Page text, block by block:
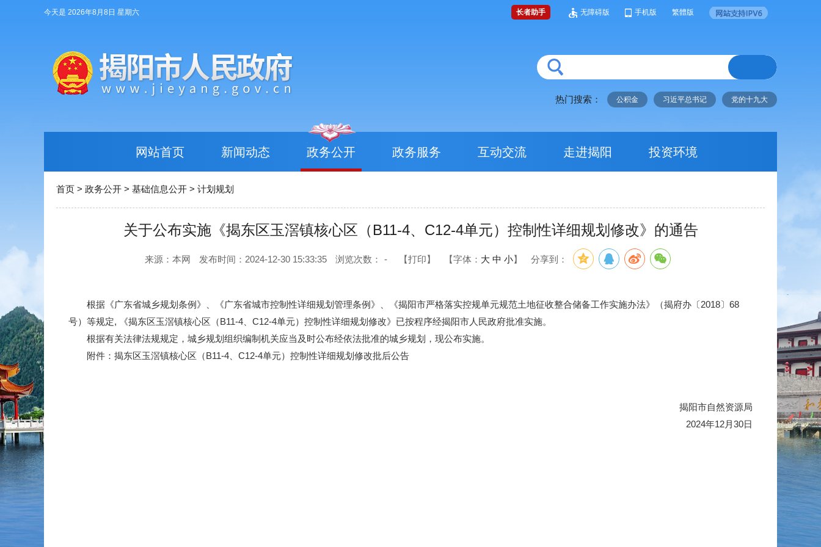
今天是 2026年8月8日 星期六 长者助手 无障碍版 手机版 繁體版
热门搜索： 公积金 习近平总书记 党的十九大
网站首页 新闻动态 政务公开 政务服务 互动交流 走进揭阳 投资环境
首页 > 政务公开 > 基础信息公开 > 计划规划
关于公布实施《揭东区玉滘镇核心区（B11-4、C12-4单元）控制性详细规划修改》的通告
来源：本网 发布时间：2024-12-30 15:33:35 浏览次数： - 【打印】 【字体： 大 中 小】 分享到：
根据《广东省城乡规划条例》、《广东省城市控制性详细规划管理条例》、《揭阳市严格落实控规单元规范土地征收整合储备工作实施办法》（揭府办〔2018〕68
号）等规定, 《揭东区玉滘镇核心区（B11-4、C12-4单元）控制性详细规划修改》已按程序经揭阳市人民政府批准实施。
根据有关法律法规规定，城乡规划组织编制机关应当及时公布经依法批准的城乡规划，现公布实施。
附件：揭东区玉滘镇核心区（B11-4、C12-4单元）控制性详细规划修改批后公告
揭阳市自然资源局
2024年12月30日